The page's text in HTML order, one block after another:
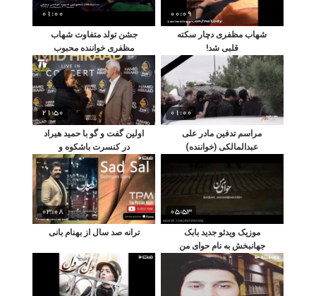
00:09
شهاب مظفری دچار سکته
قلبی شد!
01:00
جشن تولد متفاوت شهاب
مظفری خواننده محبوب
کشور
01:00
مراسم تدفین مادر علی
عبدالمالکی (خواننده)
21:50
اولین گفت و گو با حمید هیراد
در کنسرت باشکوه و
فراموش نشدنی اش
05:53
موزیک ویدئو جدید بابک
جهانبخش به نام حوای من
03:08
ترانه صد سال از بهنام بانی